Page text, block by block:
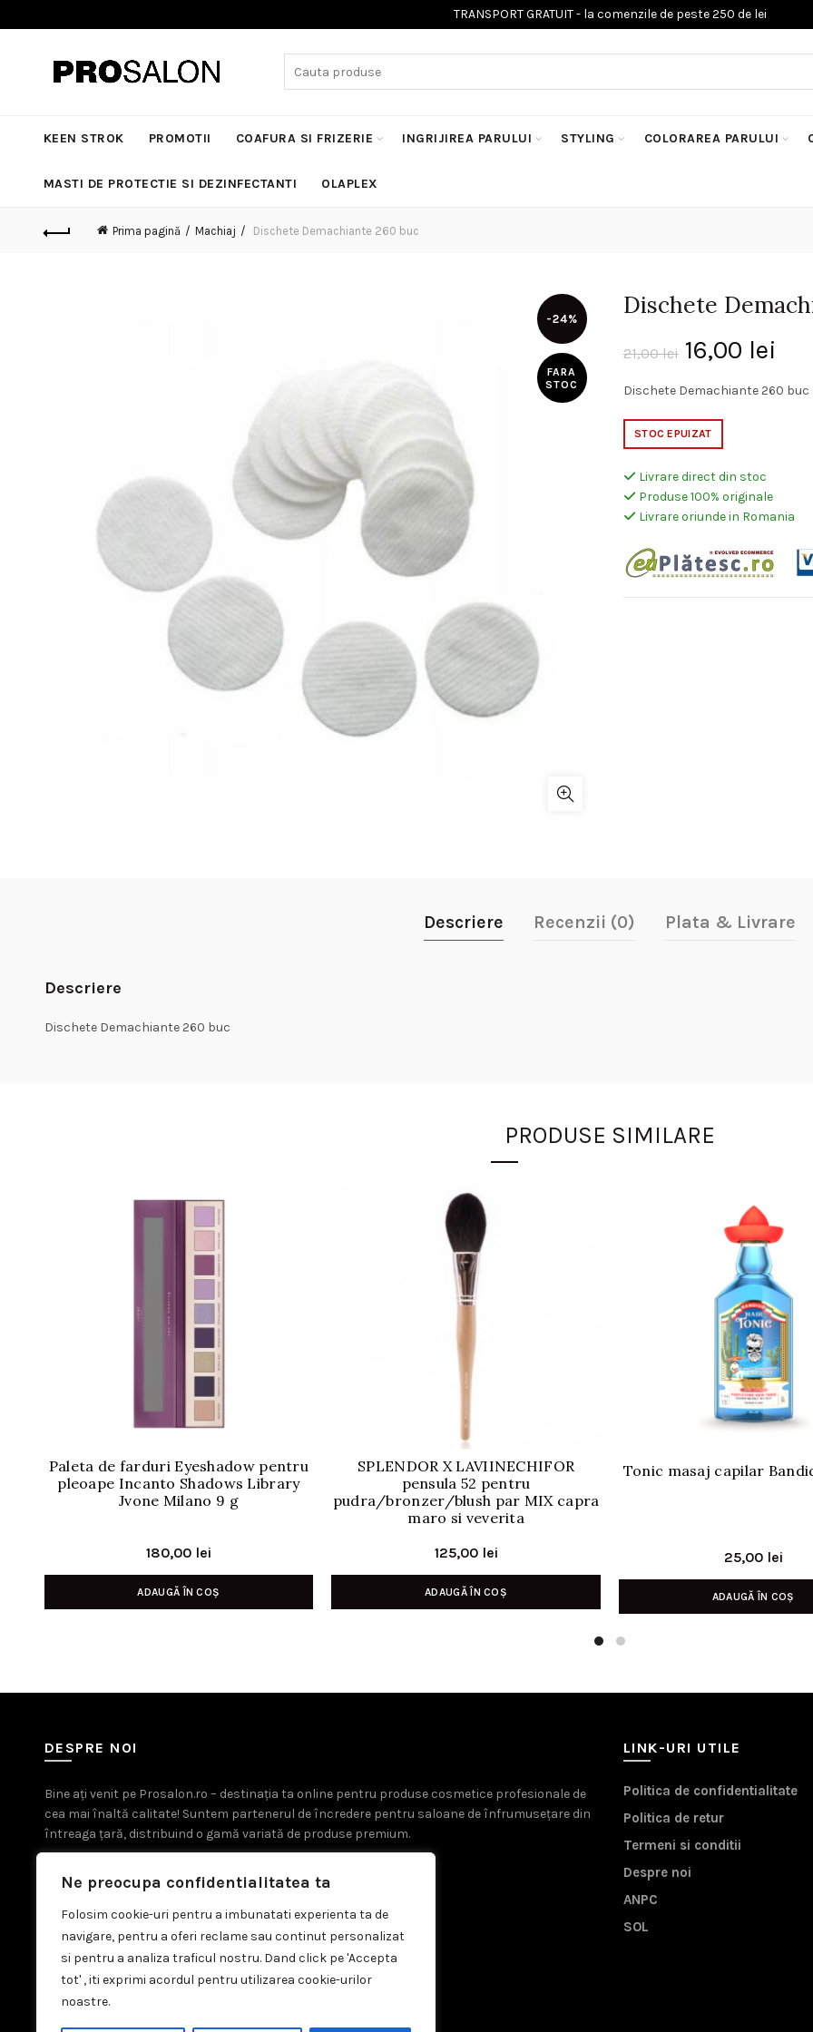
Ne preocupa confidentialitatea ta
Folosim cookie-uri pentru a imbunatati experienta ta de
navigare, pentru a oferi reclame sau continut personalizat
si pentru a analiza traficul nostru. Dand click pe 'Accepta
tot' , iti exprimi acordul pentru utilizarea cookie-urilor
noastre.
KEEN STROK PROMOTII COAFURA SI FRIZERIE INGRIJIREA PARULUI STYLING COLORAREA PARULUI
MASTI DE PROTECTIE SI DEZINFECTANTI OLAPLEX
Prima pagină Machiaj Dischete Demachiante 260 buc
-24%
FARA
STOC
Dischete
21,00lei Prețul
inițial
a
fost:
21,00 lei.
16,00 lei
Dischete Demachiante 260 buc
STOC EPUIZAT
Livrare direct din stoc
Produse 100% originale
Livrare oriunde in Romania
Descriere Recenzii (0) Plata & Livrare
Descriere
Dischete Demachiante 260 buc
PRODUSE SIMILARE
Paleta de farduri Eyeshadow pentru
pleoape Incanto Shadows Library
Jvone Milano 9 g
180,00 lei
ADAUGĂ ÎN COȘ
SPLENDOR X LAVIINECHIFOR
pensula 52 pentru
pudra/bronzer/blush par MIX capra
maro si veverita
125,00 lei
ADAUGĂ ÎN COȘ
Tonic masaj capilar
25,00 lei
ADAUGĂ ÎN COȘ
DESPRE NOI
Bine ați venit pe Prosalon.ro – destinația ta online pentru produse cosmetice profesionale de
cea mai înaltă calitate! Suntem partenerul de încredere pentru saloane de înfrumusețare din
întreaga țară, distribuind o gamă variată de produse premium.
LINK-URI UTILE
Politica de confidentialitate
Politica de retur
Termeni si conditii
Despre noi
ANPC
SOL